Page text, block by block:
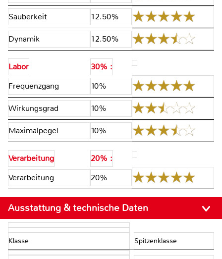
Sauberkeit 12.50%
Dynamik 12.50%
Labor
30% :
Frequenzgang
10%
Wirkungsgrad 10%
Maximalpegel 10%
Verarbeitung
20% :
Verarbeitung
20%
Ausstattung & technische Daten
Klasse Spitzenklasse